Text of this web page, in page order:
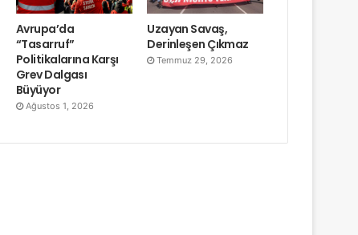
Avrupa’da
“Tasarruf”
Politikalarına Karşı
Grev Dalgası
Büyüyor
Ağustos 1, 2026
Uzayan Savaş,
Derinleşen Çıkmaz
Temmuz 29, 2026